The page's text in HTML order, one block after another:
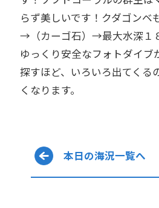
らず美しいです！クダゴンベ
→（カーゴ石）→最大水深１
ゆっくり安全なフォトダイブ
探すほど、いろいろ出てくる
くなります。
本日の海況一覧へ